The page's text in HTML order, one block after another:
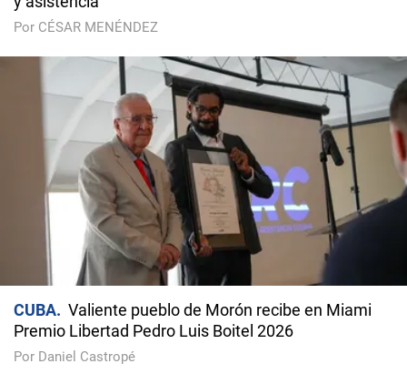
Por CÉSAR MENÉNDEZ
CUBA
Valiente pueblo de Morón recibe en Miami
Premio Libertad Pedro Luis Boitel 2026
Por Daniel Castropé